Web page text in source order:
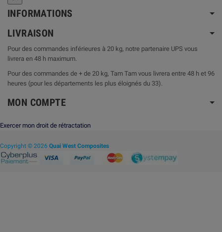
INFORMATIONS
LIVRAISON
Pour des commandes inférieures à 20 kg, notre partenaire UPS vous
livrera en 48 h maximum.
Pour des commandes de + de 20 kg, Tam Tam vous livrera entre 48 h et 96
heures (pour les départements les plus éloignés du 33).
MON COMPTE
Exercer mon droit de rétractation
Copyright © 2026 Quai West Composites